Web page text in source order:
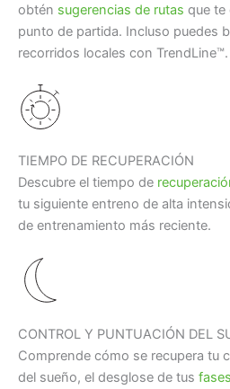
obtén sugerencias de rutas que te
punto de partida. Incluso puedes
recorridos locales con TrendLine™.
TIEMPO DE RECUPERACIÓN
Descubre el tiempo de
tu siguiente entreno de alta
de entrenamiento más reciente.
CONTROL Y PUNTUACIÓN DEL
Comprende cómo se recupera tu
del sueño, el desglose de tus